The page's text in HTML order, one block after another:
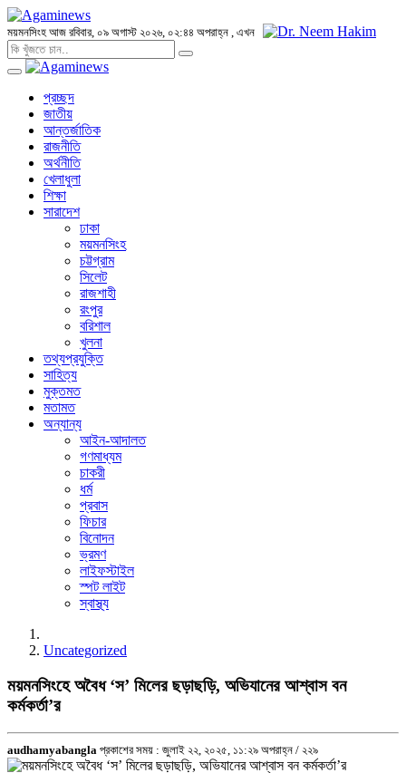
ময়মনসিংহ আজ রবিবার, ০৯ অগাস্ট ২০২৬, ০২:৪৪ অপরাহ্ন , এখন
প্রচ্ছদ
জাতীয়
আন্তর্জাতিক
রাজনীতি
অর্থনীতি
খেলাধুলা
শিক্ষা
সারাদেশ
ঢাকা
ময়মনসিংহ
চট্টগ্রাম
সিলেট
রাজশাহী
রংপুর
বরিশাল
খুলনা
তথ্যপ্রযুক্তি
সাহিত্য
মুক্তমত
মতামত
অন্যান্য
আইন-আদালত
গণমাধ্যম
চাকরী
ধর্ম
প্রবাস
ফিচার
বিনোদন
ভ্রমণ
লাইফস্টাইল
স্পট লাইট
স্বাস্থ্য
Uncategorized
ময়মনসিংহে অবৈধ ‘স’ মিলের ছড়াছড়ি, অভিযানের আশ্বাস বন
কর্মকর্তা’র
audhamyabangla প্রকাশের সময় : জুলাই ২২, ২০২৫, ১১:২৯ অপরাহ্ন / ২২৯